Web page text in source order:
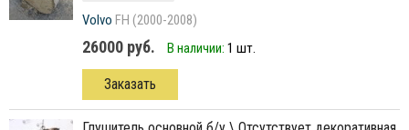
Volvo FH (2000-2008)
26000 руб. В наличии: 1 шт.
Заказать